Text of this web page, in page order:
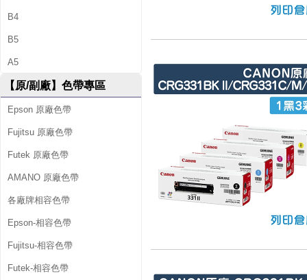
B4
B5
A5
【原/副廠】色帶專區
Epson 原廠色帶
Fujitsu 原廠色帶
Futek 原廠色帶
AMANO 原廠色帶
各廠牌相容色帶
Epson-相容色帶
Fujitsu-相容色帶
Futek-相容色帶